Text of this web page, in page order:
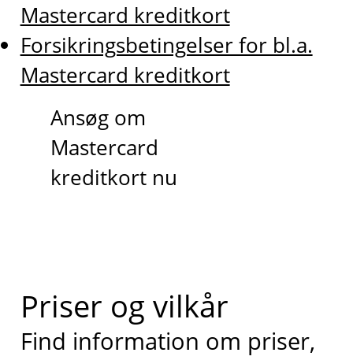
Mastercard kreditkort
Forsikringsbetingelser for bl.a.
Mastercard kreditkort
Ansøg om
Mastercard
kreditkort nu
Priser og vilkår
Find information om priser,